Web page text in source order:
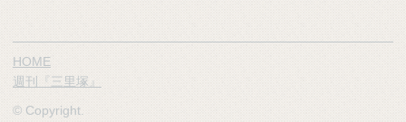
HOME
週刊『三里塚』
© Copyright.